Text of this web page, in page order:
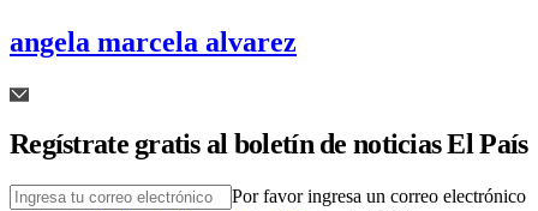
angela marcela alvarez
Regístrate gratis al boletín de noticias El País
Por favor ingresa un correo electrónico